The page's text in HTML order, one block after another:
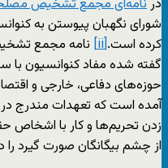
درنامه‌ای مجمع تشخیص
شورای نگهبان پیوستن به
کرده است.[ii]
نامه مجمع
گفته شده مفاد کنوانسیون
حوزه‌های دفاعی، خارجی و
آمده است که تعهدات مندرج در
زدن تحریم‌ها و کار با اشخاص
از چشم بیگانگان صورت گیرد